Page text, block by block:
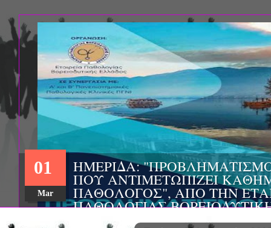
ΣΥΝΕΔΡΙΟ: «ΚΟΙΝΩΝΙΚΕΣ
ΦΡΟΝΤΙΔΑΣ», ΑΠΟ ΤΗΝ
ΨΥΧΙΑΤΡΙΚΗΣ Π.
EΥΡΩΠΑΪΚΟ ΔΙΚΤΥΟ
ΑSKLEPIOS
22
Aug